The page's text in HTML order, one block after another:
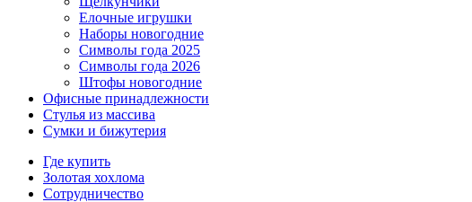
Елочные игрушки
Наборы новогодние
Символы года 2025
Символы года 2026
Штофы новогодние
Офисные принадлежности
Стулья из массива
Сумки и бижутерия
Где купить
Золотая хохлома
Сотрудничество